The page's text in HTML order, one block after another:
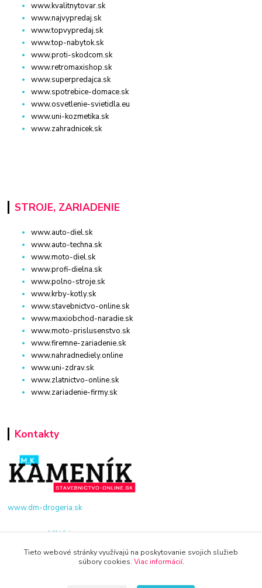
www.kvalitnytovar.sk
www.najvypredaj.sk
www.topvypredaj.sk
www.top-nabytok.sk
www.proti-skodcom.sk
www.retromaxishop.sk
www.superpredajca.sk
www.spotrebice-domace.sk
www.osvetlenie-svietidla.eu
www.uni-kozmetika.sk
www.zahradnicek.sk
STROJE, ZARIADENIE
www.auto-diel.sk
www.auto-techna.sk
www.moto-diel.sk
www.profi-dielna.sk
www.polno-stroje.sk
www.krby-kotly.sk
www.stavebnictvo-online.sk
www.maxiobchod-naradie.sk
www.moto-prislusenstvo.sk
www.firemne-zariadenie.sk
www.nahradnediely.online
www.uni-zdrav.sk
www.zlatnictvo-online.sk
www.zariadenie-firmy.sk
Kontakty
www.dm-drogeria.sk
Viktória
+421 940 949 000
Tieto webové stránky využívajú na poskytovanie svojich služieb
súbory cookies. Viac informácií.